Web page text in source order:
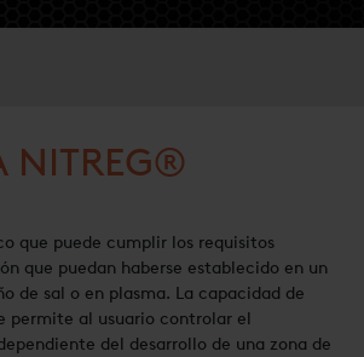
NITREG®
que puede cumplir los requisitos
que puedan haberse establecido en un
de sal o en plasma. La capacidad de
permite al usuario controlar el
del desarrollo de una zona de